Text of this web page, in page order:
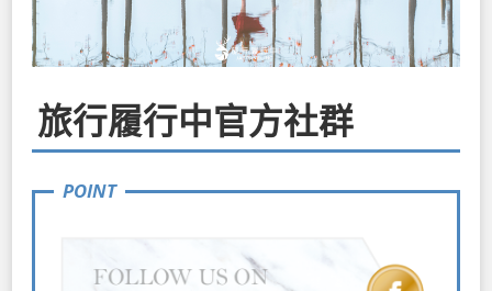
旅行履行中官方社群